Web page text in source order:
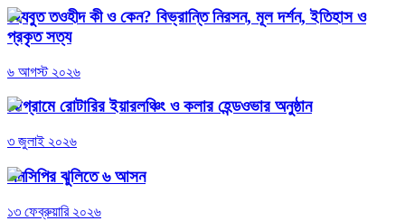
হেযবুত তওহীদ কী ও কেন? বিভ্রান্তি নিরসন, মূল দর্শন, ইতিহাস ও
প্রকৃত সত্য
৬ আগস্ট ২০২৬
চট্টগ্রামে রোটারির ইয়ারলঞ্চিং ও কলার হেন্ডওভার অনুষ্ঠান
৩ জুলাই ২০২৬
এনসিপির ঝুলিতে ৬ আসন
১৩ ফেব্রুয়ারি ২০২৬